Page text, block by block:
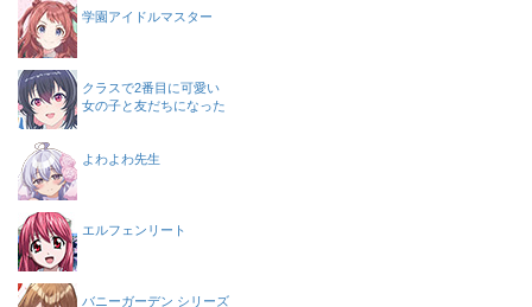
学園アイドルマスター
クラスで2番目に可愛い
女の子と友だちになった
よわよわ先生
エルフェンリート
バニーガーデン シリーズ